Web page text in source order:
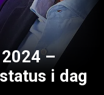
–
i dag